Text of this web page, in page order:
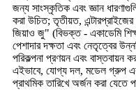
জন্য সাংস্কৃতিক এবং জ্ঞান
করা উচিত; তৃতীয়ত, এন্টারপ্রাইজের
জিয়াও জু" (বিভক্ত - একাডেমি
পেশাদার দক্ষতা এবং নেতৃত্বের
পরিকল্পনা প্রণয়ন এবং বাস্তবায়ন
এইভাবে, যোগ্য দল, মডেল গ্রুপ
প্রাথমিক তারিখে অর্জন করা যেতে